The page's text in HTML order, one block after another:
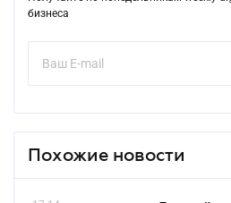
бизнеса
Похожие новости